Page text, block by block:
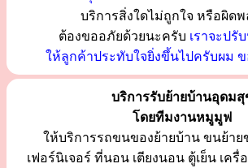
บริการสิ่งใดไม่ถูกใจ หรือผิดพ
ต้องขออภัยด้วยนะครับ เราจะปรั
ให้ลูกค้าประทับใจยิ่งขึ้นไปครับผม
บริการรับย้ายบ้านอุดมสุ
โดยทีมงานหมูมูฟ
ให้บริการรถขนของย้ายบ้าน ขนย้าย
เฟอร์นิเจอร์ ที่นอน เตียงนอน ตู้เย็น เครื่